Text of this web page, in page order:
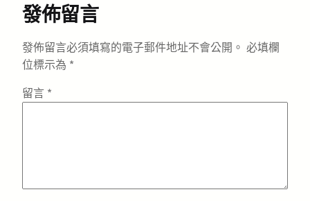
發佈留言
發佈留言必須填寫的電子郵件地址不會公開。 必填欄
位標示為 *
留言 *